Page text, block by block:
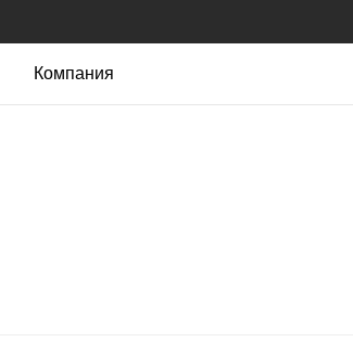
Компания